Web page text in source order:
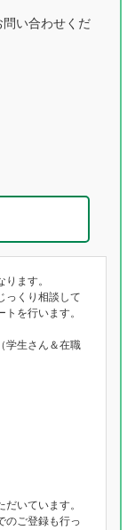
問い合わせくだ
ます。
っくり相談して
を行います。
学生さん＆在職
いています。
のご登録も行っ